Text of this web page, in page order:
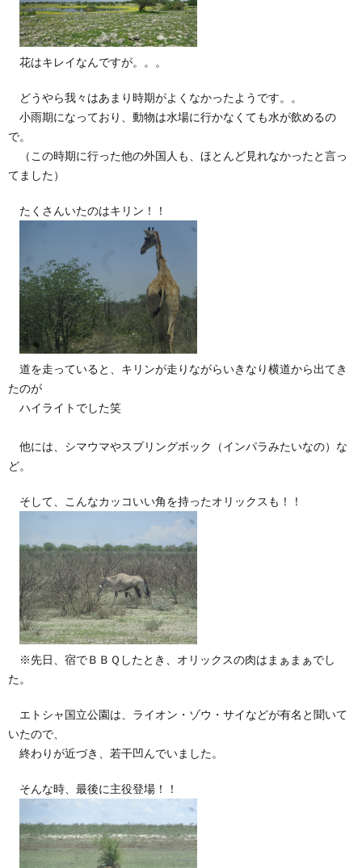
花はキレイなんですが。。。
どうやら我々はあまり時期がよくなかったようです。。
小雨期になっており、動物は水場に行かなくても水が飲めるの
で。
（この時期に行った他の外国人も、ほとんど見れなかったと言っ
てました）
たくさんいたのはキリン！！
道を走っていると、キリンが走りながらいきなり横道から出てき
たのが
ハイライトでした笑
他には、シマウマやスプリングボック（インパラみたいなの）な
ど。
そして、こんなカッコいい角を持ったオリックスも！！
※先日、宿でＢＢＱしたとき、オリックスの肉はまぁまぁでし
た。
エトシャ国立公園は、ライオン・ゾウ・サイなどが有名と聞いて
いたので、
終わりが近づき、若干凹んでいました。
そんな時、最後に主役登場！！